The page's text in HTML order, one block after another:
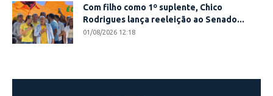
Com filho como 1º suplente, Chico
Rodrigues lança reeleição ao Senado...
01/08/2026 12:18